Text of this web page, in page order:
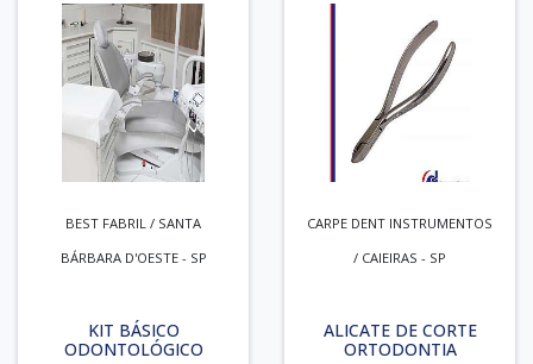
BEST FABRIL / SANTA
BÁRBARA D'OESTE - SP
KIT BÁSICO
ODONTOLÓGICO
CARPE DENT INSTRUMENTOS
/ CAIEIRAS - SP
ALICATE DE CORTE
ORTODONTIA